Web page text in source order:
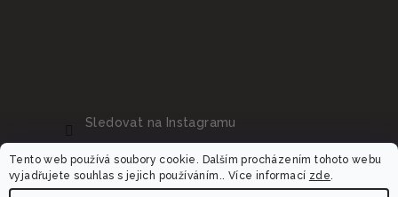
Tento web používá soubory cookie. Dalším procházením tohoto webu
vyjadřujete souhlas s jejich používáním.. Více informací zde.
Sledovat na Instagramu